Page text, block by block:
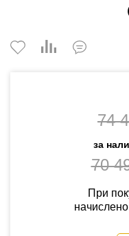
74
за
70
При
начислено